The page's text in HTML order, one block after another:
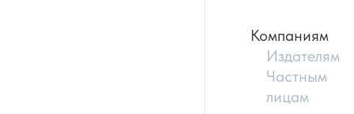
Компаниям
Издателям
Частным
лицам